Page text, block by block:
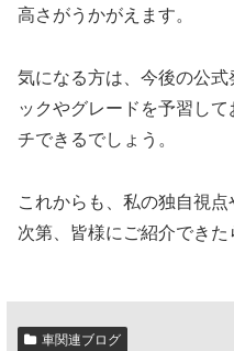
高さがうかがえます。
気になる方は、今後の公
ックやグレードを予習し
チできるでしょう。
これからも、私の独自視
次第、皆様にご紹介できた
車関連ブログ